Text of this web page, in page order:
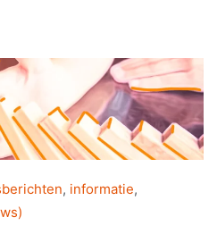
, informatie,